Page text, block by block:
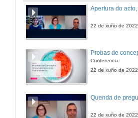
22 de xuño de 2022
Conferencia
22 de xuño de 2022
22 de xuño de 2022